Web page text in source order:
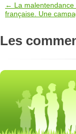
← La malentendance
française. Une
Les